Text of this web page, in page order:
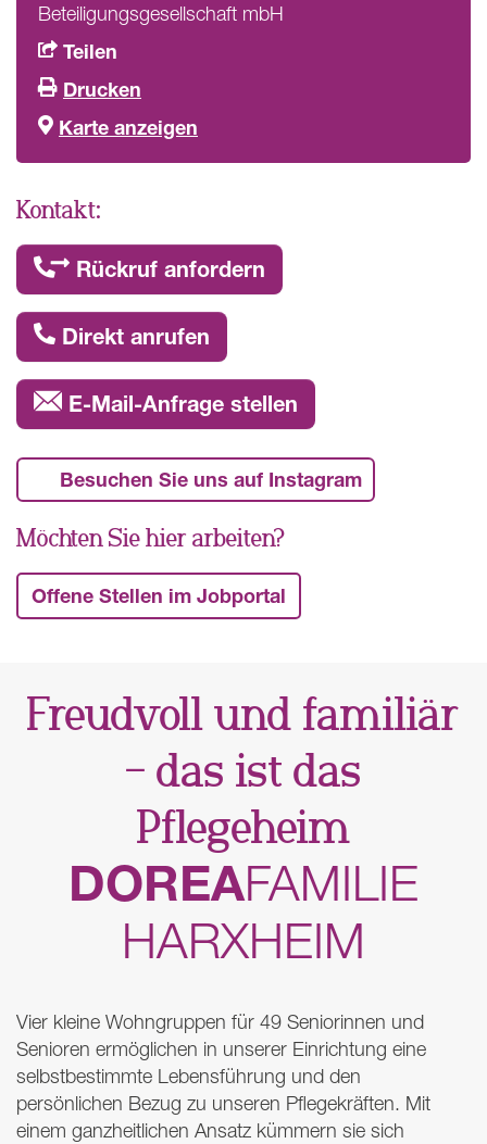
Beteiligungsgesellschaft mbH
Teilen
Drucken
Karte anzeigen
Kontakt:
Rückruf anfordern
Direkt anrufen
E-Mail-Anfrage stellen
Besuchen Sie uns auf Instagram
Möchten Sie hier arbeiten?
Offene Stellen im Jobportal
Freudvoll und familiär
– das ist das
Pflegeheim
DOREAFAMILIE
HARXHEIM
Vier kleine Wohngruppen für 49 Seniorinnen und
Senioren ermöglichen in unserer Einrichtung eine
selbstbestimmte Lebensführung und den
persönlichen Bezug zu unseren Pflegekräften. Mit
einem ganzheitlichen Ansatz kümmern sie sich